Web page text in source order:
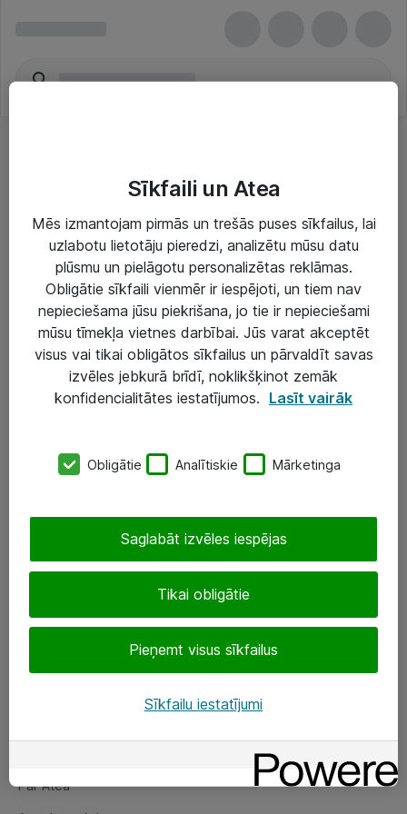
Risinājumi & Pakalpojumi
IT serviss un atbalsts
IT infrastruktūra
Darba vietu IT risinājumi
Serveri un datu centri
SIA „ATEA”
eShop@atea.lv
Sekojiet mums
Par Atea
Par Atea
Sīkfaili un Atea
Mēs izmantojam pirmās un trešās puses sīkfailus, lai
uzlabotu lietotāju pieredzi, analizētu mūsu datu
plūsmu un pielāgotu personalizētas reklāmas.
Obligātie sīkfaili vienmēr ir iespējoti, un tiem nav
nepieciešama jūsu piekrišana, jo tie ir nepieciešami
mūsu tīmekļa vietnes darbībai. Jūs varat akceptēt
visus vai tikai obligātos sīkfailus un pārvaldīt savas
izvēles jebkurā brīdī, noklikšķinot zemāk
konfidencialitātes iestatījumos. Lasīt vairāk
Obligātie Analītiskie Mārketinga
Tikai obligātie
Pieņemt visus sīkfailus
Saglabāt izvēles iespējas
Sīkfailu iestatījumi